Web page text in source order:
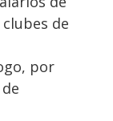
de
por